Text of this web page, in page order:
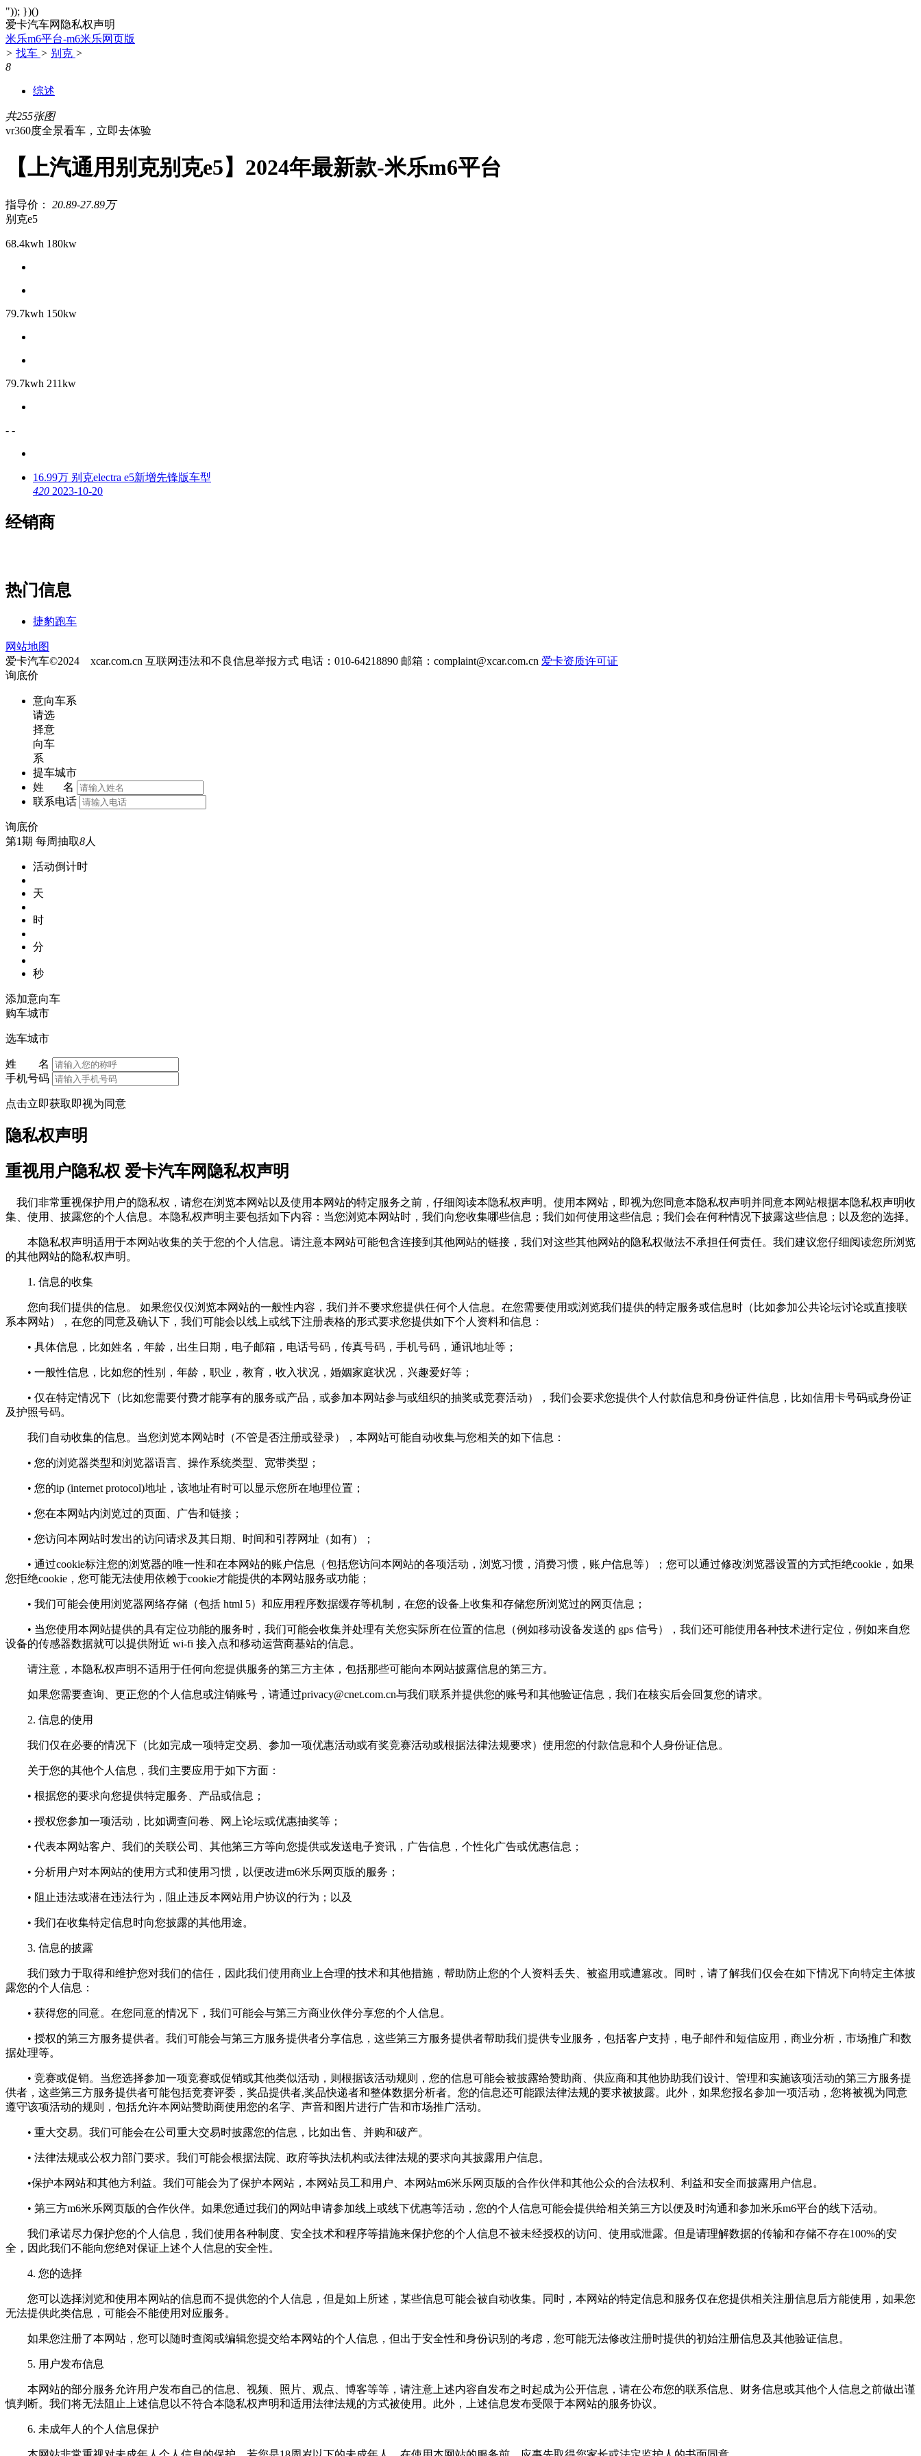
")); })()
爱卡汽车网隐私权声明
米乐m6平台-m6米乐网页版
> 找车 > 别克 >
8
综述
共255张图
vr360度全景看车，立即去体验
【上汽通用别克别克e5】2024年最新款-米乐m6平台
指导价： 20.89-27.89万
别克e5
68.4kwh 180kw
79.7kwh 150kw
79.7kwh 211kw
- -
16.99万 别克electra e5新增先锋版车型
420 2023-10-20
经销商
热门信息
捷豹跑车
网站地图
爱卡汽车©2024 xcar.com.cn 互联网违法和不良信息举报方式 电话：010-64218890 邮箱： complaint@xcar.com.cn 爱卡资质许可证
询底价
意向车系
请选
择意
向车
系
提车城市
姓 名
联系电话
询底价
第1期 每周抽取8人
活动倒计时
天
时
分
秒
添加意向车
购车城市
选车城市
姓 名
手机号码
点击立即获取即视为同意
隐私权声明
重视用户隐私权 爱卡汽车网隐私权声明
我们非常重视保护用户的隐私权，请您在浏览本网站以及使用本网站的特定服务之前，仔细阅读本隐私权声明。使用本网站，即视为您同意本隐私权声明并同意本网站根据本隐私权声明收
集、使用、披露您的个人信息。本隐私权声明主要包括如下内容：当您浏览本网站时，我们向您收集哪些信息；我们如何使用这些信息；我们会在何种情况下披露这些信息；以及您的选择。
本隐私权声明适用于本网站收集的关于您的个人信息。请注意本网站可能包含连接到其他网站的链接，我们对这些其他网站的隐私权做法不承担任何责任。我们建议您仔细阅读您所浏览
的其他网站的隐私权声明。
1. 信息的收集
您向我们提供的信息。 如果您仅仅浏览本网站的一般性内容，我们并不要求您提供任何个人信息。在您需要使用或浏览我们提供的特定服务或信息时（比如参加公共论坛讨论或直接联
系本网站），在您的同意及确认下，我们可能会以线上或线下注册表格的形式要求您提供如下个人资料和信息：
• 具体信息，比如姓名，年龄，出生日期，电子邮箱，电话号码，传真号码，手机号码，通讯地址等；
• 一般性信息，比如您的性别，年龄，职业，教育，收入状况，婚姻家庭状况，兴趣爱好等；
• 仅在特定情况下（比如您需要付费才能享有的服务或产品，或参加本网站参与或组织的抽奖或竞赛活动），我们会要求您提供个人付款信息和身份证件信息，比如信用卡号码或身份证
及护照号码。
我们自动收集的信息。当您浏览本网站时（不管是否注册或登录），本网站可能自动收集与您相关的如下信息：
• 您的浏览器类型和浏览器语言、操作系统类型、宽带类型；
• 您的ip (internet protocol)地址，该地址有时可以显示您所在地理位置；
• 您在本网站内浏览过的页面、广告和链接；
• 您访问本网站时发出的访问请求及其日期、时间和引荐网址（如有）；
• 通过cookie标注您的浏览器的唯一性和在本网站的账户信息（包括您访问本网站的各项活动，浏览习惯，消费习惯，账户信息等）；您可以通过修改浏览器设置的方式拒绝cookie，如果
您拒绝cookie，您可能无法使用依赖于cookie才能提供的本网站服务或功能；
• 我们可能会使用浏览器网络存储（包括 html 5）和应用程序数据缓存等机制，在您的设备上收集和存储您所浏览过的网页信息；
• 当您使用本网站提供的具有定位功能的服务时，我们可能会收集并处理有关您实际所在位置的信息（例如移动设备发送的 gps 信号），我们还可能使用各种技术进行定位，例如来自您
设备的传感器数据就可以提供附近 wi-fi 接入点和移动运营商基站的信息。
请注意，本隐私权声明不适用于任何向您提供服务的第三方主体，包括那些可能向本网站披露信息的第三方。
如果您需要查询、更正您的个人信息或注销账号，请通过privacy@cnet.com.cn与我们联系并提供您的账号和其他验证信息，我们在核实后会回复您的请求。
2. 信息的使用
我们仅在必要的情况下（比如完成一项特定交易、参加一项优惠活动或有奖竞赛活动或根据法律法规要求）使用您的付款信息和个人身份证信息。
关于您的其他个人信息，我们主要应用于如下方面：
• 根据您的要求向您提供特定服务、产品或信息；
• 授权您参加一项活动，比如调查问卷、网上论坛或优惠抽奖等；
• 代表本网站客户、我们的关联公司、其他第三方等向您提供或发送电子资讯，广告信息，个性化广告或优惠信息；
• 分析用户对本网站的使用方式和使用习惯，以便改进m6米乐网页版的服务；
• 阻止违法或潜在违法行为，阻止违反本网站用户协议的行为；以及
• 我们在收集特定信息时向您披露的其他用途。
3. 信息的披露
我们致力于取得和维护您对我们的信任，因此我们使用商业上合理的技术和其他措施，帮助防止您的个人资料丢失、被盗用或遭篡改。同时，请了解我们仅会在如下情况下向特定主体披
露您的个人信息：
• 获得您的同意。在您同意的情况下，我们可能会与第三方商业伙伴分享您的个人信息。
• 授权的第三方服务提供者。我们可能会与第三方服务提供者分享信息，这些第三方服务提供者帮助我们提供专业服务，包括客户支持，电子邮件和短信应用，商业分析，市场推广和数
据处理等。
• 竞赛或促销。当您选择参加一项竞赛或促销或其他类似活动，则根据该活动规则，您的信息可能会被披露给赞助商、供应商和其他协助我们设计、管理和实施该项活动的第三方服务提
供者，这些第三方服务提供者可能包括竞赛评委，奖品提供者,奖品快递者和整体数据分析者。您的信息还可能跟法律法规的要求被披露。此外，如果您报名参加一项活动，您将被视为同意
遵守该项活动的规则，包括允许本网站赞助商使用您的名字、声音和图片进行广告和市场推广活动。
• 重大交易。我们可能会在公司重大交易时披露您的信息，比如出售、并购和破产。
• 法律法规或公权力部门要求。我们可能会根据法院、政府等执法机构或法律法规的要求向其披露用户信息。
•保护本网站和其他方利益。我们可能会为了保护本网站，本网站员工和用户、本网站m6米乐网页版的合作伙伴和其他公众的合法权利、利益和安全而披露用户信息。
• 第三方m6米乐网页版的合作伙伴。如果您通过我们的网站申请参加线上或线下优惠等活动，您的个人信息可能会提供给相关第三方以便及时沟通和参加米乐m6平台的线下活动。
我们承诺尽力保护您的个人信息，我们使用各种制度、安全技术和程序等措施来保护您的个人信息不被未经授权的访问、使用或泄露。但是请理解数据的传输和存储不存在100%的安
全，因此我们不能向您绝对保证上述个人信息的安全性。
4. 您的选择
您可以选择浏览和使用本网站的信息而不提供您的个人信息，但是如上所述，某些信息可能会被自动收集。同时，本网站的特定信息和服务仅在您提供相关注册信息后方能使用，如果您
无法提供此类信息，可能会不能使用对应服务。
如果您注册了本网站，您可以随时查阅或编辑您提交给本网站的个人信息，但出于安全性和身份识别的考虑，您可能无法修改注册时提供的初始注册信息及其他验证信息。
5. 用户发布信息
本网站的部分服务允许用户发布自己的信息、视频、照片、观点、博客等等，请注意上述内容自发布之时起成为公开信息，请在公布您的联系信息、财务信息或其他个人信息之前做出谨
慎判断。我们将无法阻止上述信息以不符合本隐私权声明和适用法律法规的方式被使用。此外，上述信息发布受限于本网站的服务协议。
6. 未成年人的个人信息保护